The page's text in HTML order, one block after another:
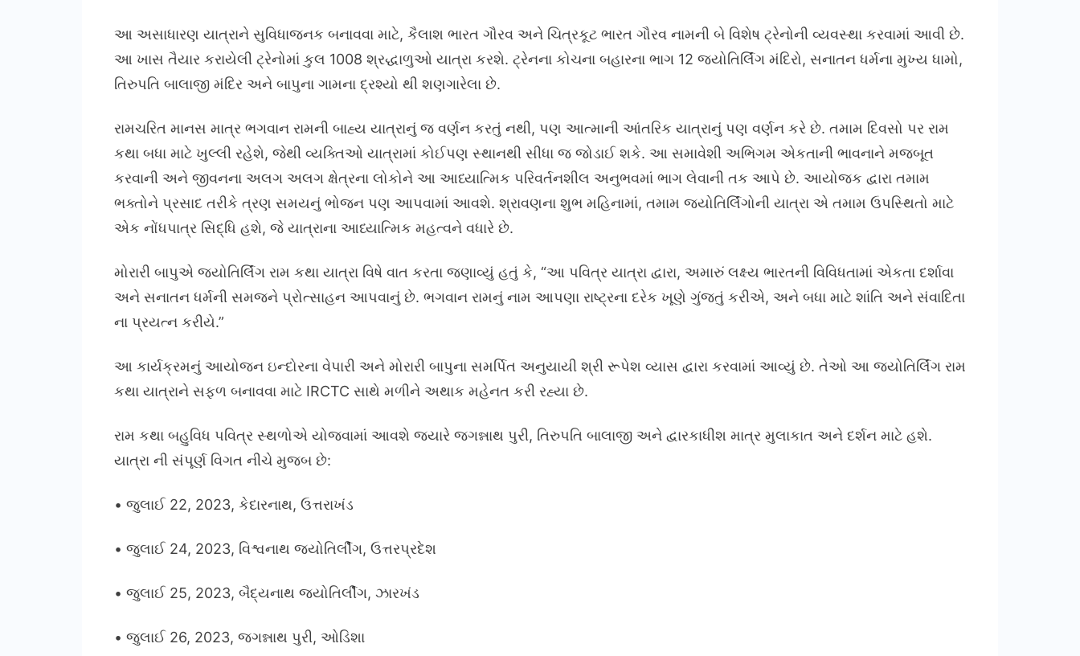
આ અસાધારણ યાત્રાને સુવિધાજનક બનાવવા માટે, કૈલાશ ભારત ગૌરવ અને ચિત્રકૂટ ભારત ગૌરવ નામની બે વિશેષ ટ્રેનોની વ્યવસ્થા કરવામાં આવી છે.
આ ખાસ તૈયાર કરાયેલી ટ્રેનોમાં કુલ 1008 શ્રદ્ધાળુઓ યાત્રા કરશે. ટ્રેનના કોચના બહારના ભાગ 12 જ્યોતિર્લિંગ મંદિરો, સનાતન ધર્મના મુખ્ય ધામો,
તિરુપતિ બાલાજી મંદિર અને બાપુના ગામના દ્રશ્યો થી શણગારેલા છે.
રામચરિત માનસ માત્ર ભગવાન રામની બાહ્ય યાત્રાનું જ વર્ણન કરતું નથી, પણ આત્માની આંતરિક યાત્રાનું પણ વર્ણન કરે છે. તમામ દિવસો પર રામ
કથા બધા માટે ખુલ્લી રહેશે, જેથી વ્યક્તિઓ યાત્રામાં કોઈપણ સ્થાનથી સીધા જ જોડાઈ શકે. આ સમાવેશી અભિગમ એકતાની ભાવનાને મજબૂત
કરવાની અને જીવનના અલગ અલગ ક્ષેત્રના લોકોને આ આધ્યાત્મિક પરિવર્તનશીલ અનુભવમાં ભાગ લેવાની તક આપે છે. આયોજક દ્વારા તમામ
ભક્તોને પ્રસાદ તરીકે ત્રણ સમયનું ભોજન પણ આપવામાં આવશે. શ્રાવણના શુભ મહિનામાં, તમામ જ્યોતિર્લિંગોની યાત્રા એ તમામ ઉપસ્થિતો માટે
એક નોંધપાત્ર સિદ્ધિ હશે, જે યાત્રાના આધ્યાત્મિક મહત્વને વધારે છે.
મોરારી બાપુએ જ્યોતિર્લિંગ રામ કથા યાત્રા વિષે વાત કરતા જણાવ્યું હતું કે, “આ પવિત્ર યાત્રા દ્વારા, અમારું લક્ષ્ય ભારતની વિવિધતામાં એકતા દર્શાવા
અને સનાતન ધર્મની સમજને પ્રોત્સાહન આપવાનું છે. ભગવાન રામનું નામ આપણા રાષ્ટ્રના દરેક ખૂણે ગુંજતું કરીએ, અને બધા માટે શાંતિ અને સંવાદિતા
ના પ્રયત્ન કરીયે.”
આ કાર્યક્રમનું આયોજન ઇન્દોરના વેપારી અને મોરારી બાપુના સમર્પિત અનુયાયી શ્રી રૂપેશ વ્યાસ દ્વારા કરવામાં આવ્યું છે. તેઓ આ જ્યોતિર્લિંગ રામ
કથા યાત્રાને સફળ બનાવવા માટે IRCTC સાથે મળીને અથાક મહેનત કરી રહ્યા છે.
રામ કથા બહુવિધ પવિત્ર સ્થળોએ યોજવામાં આવશે જ્યારે જગન્નાથ પુરી, તિરુપતિ બાલાજી અને દ્વારકાધીશ માત્ર મુલાકાત અને દર્શન માટે હશે.
યાત્રા ની સંપૂર્ણ વિગત નીચે મુજબ છે:
• જુલાઈ 22, 2023, કેદારનાથ, ઉત્તરાખંડ
• જુલાઈ 24, 2023, વિશ્વનાથ જ્યોતિર્લીંગ, ઉત્તરપ્રદેશ
• જુલાઈ 25, 2023, બૈદ્યનાથ જ્યોતિર્લીંગ, ઝારખંડ
• જુલાઈ 26, 2023, જગન્નાથ પુરી, ઓડિશા